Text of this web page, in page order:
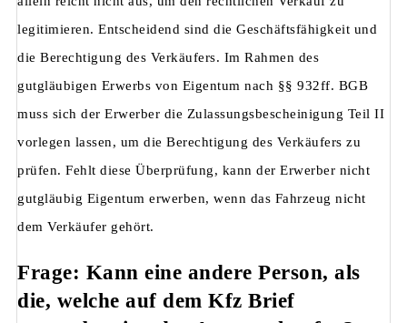
legitimieren. Entscheidend sind die Geschäftsfähigkeit und
die Berechtigung des Verkäufers. Im Rahmen des
gutgläubigen Erwerbs von Eigentum nach §§ 932ff. BGB
muss sich der Erwerber die Zulassungsbescheinigung Teil II
vorlegen lassen, um die Berechtigung des Verkäufers zu
prüfen. Fehlt diese Überprüfung, kann der Erwerber nicht
gutgläubig Eigentum erwerben, wenn das Fahrzeug nicht
dem Verkäufer gehört.
Frage: Kann eine andere Person, als
die, welche auf dem Kfz Brief